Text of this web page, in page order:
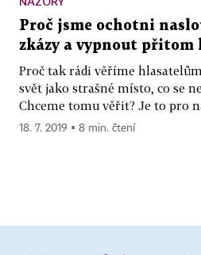
Proč jsme ochotni
zkázy a vypnout
Proč tak rádi věříme
svět jako strašné místo, co se
Chceme tomu věřit? Je to pro
18. 7. 2019 ▪ 8 min. čtení